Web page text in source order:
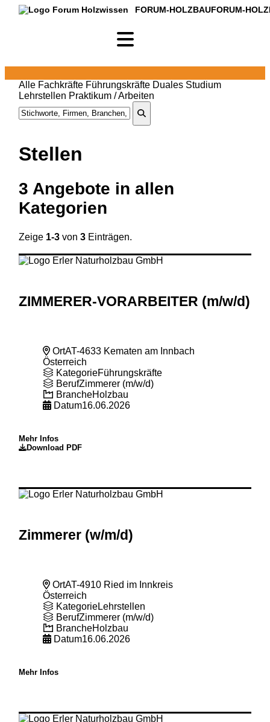
FORUM-HOLZBAUFORUM-
Alle Fachkräfte Führungskräfte Duales Studium
Lehrstellen Praktikum / Arbeiten
Stellen
3 Angebote inallen
Kategorien
Zeige 1-3 von3 Einträgen.
ZIMMERER-VORARBEITER (m/w/d)
OrtAT-4633 Kematen am Innbach
Österreich
KategorieFührungskräfte
BerufZimmerer (m/w/d)
BrancheHolzbau
Datum16.06.2026
Mehr Infos
Download PDF
Zimmerer (w/m/d)
OrtAT-4910 Ried im Innkreis
Österreich
KategorieLehrstellen
BerufZimmerer (m/w/d)
BrancheHolzbau
Datum16.06.2026
Mehr Infos